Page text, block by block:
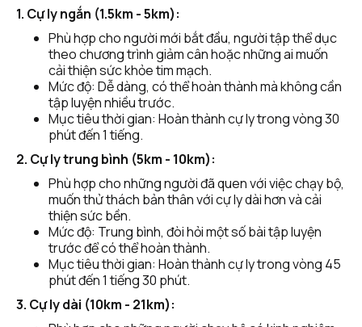
1. Cự ly ngắn (1.5km - 5km):
Phù hợp cho người mới bắt đầu, người tập thể dục
theo chương trình giảm cân hoặc những ai muốn
cải thiện sức khỏe tim mạch.
Mức độ: Dễ dàng, có thể hoàn thành mà không cần
tập luyện nhiều trước.
Mục tiêu thời gian: Hoàn thành cự ly trong vòng 30
phút đến 1 tiếng.
2. Cự ly trung bình (5km - 10km):
Phù hợp cho những người đã quen với việc chạy bộ,
muốn thử thách bản thân với cự ly dài hơn và cải
thiện sức bền.
Mức độ: Trung bình, đòi hỏi một số bài tập luyện
trước để có thể hoàn thành.
Mục tiêu thời gian: Hoàn thành cự ly trong vòng 45
phút đến 1 tiếng 30 phút.
3. Cự ly dài (10km - 21km):